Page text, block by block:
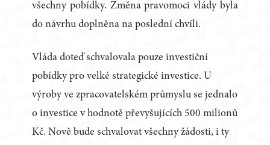
všechny pobídky. Změna pravomoci vlády byla
do návrhu doplněna na poslední chvíli.
Vláda doteď schvalovala pouze investiční
pobídky pro velké strategické investice. U
výroby ve zpracovatelském průmyslu se jednalo
o investice v hodnotě převyšujících 500 milionů
Kč. Nově bude schvalovat všechny žádosti, i ty